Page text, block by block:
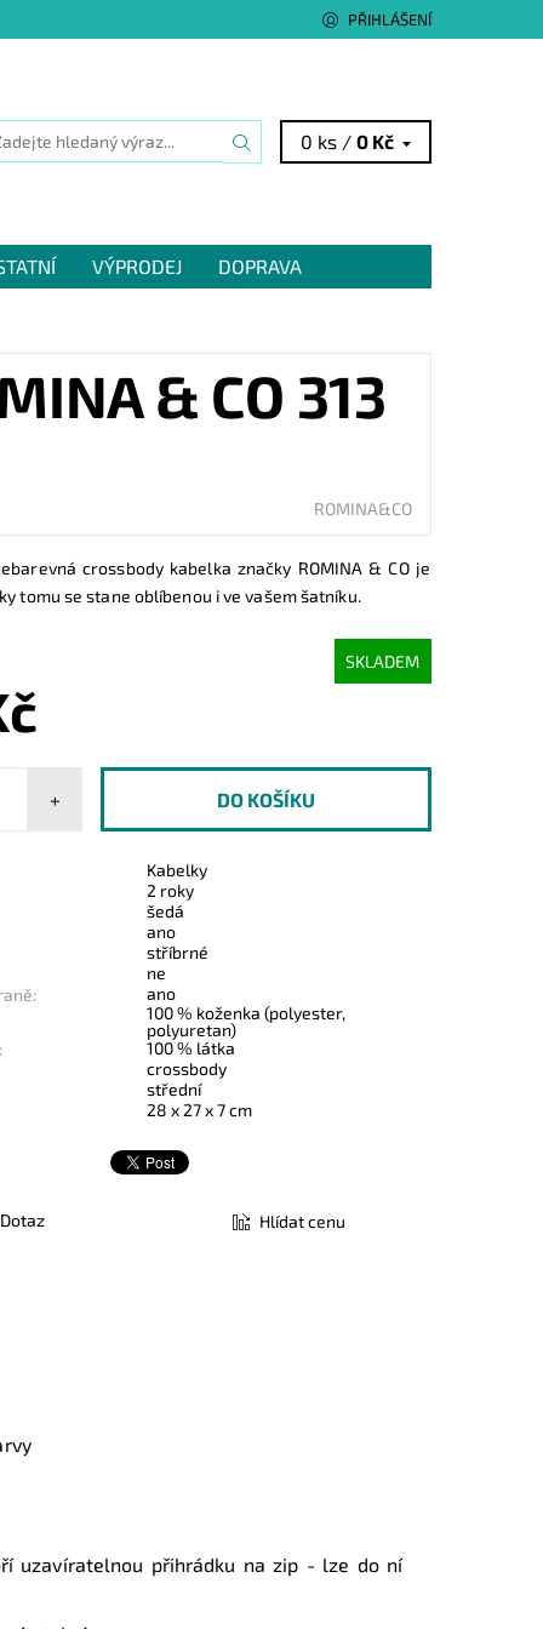
PŘIHLÁŠENÍ
0 ks /0 Kč
VÝPRODEJ
DOPRAVA
& CO 313
ROMINA&CO
crossbody kabelka značky ROMINA & CO je
tomu se stane oblíbenou i ve vašem šatníku.
SKLADEM
+
Kabelky
2 roky
šedá
ano
stříbrné
ne
ano
100 % koženka (polyester,
polyuretan)
100 % látka
crossbody
střední
28 x 27 x 7 cm
Dotaz Hlídat cenu
uzavíratelnou přihrádku na zip - lze do ní